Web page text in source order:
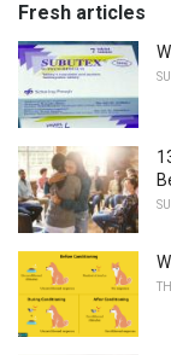
Fresh articles